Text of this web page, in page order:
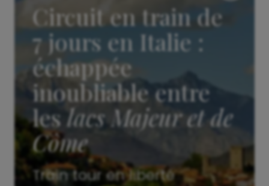
Circuit en train de
7 jours en Italie :
échappée
inoubliable entre
leslacs Majeur et de
Côme
Train tour en liberté